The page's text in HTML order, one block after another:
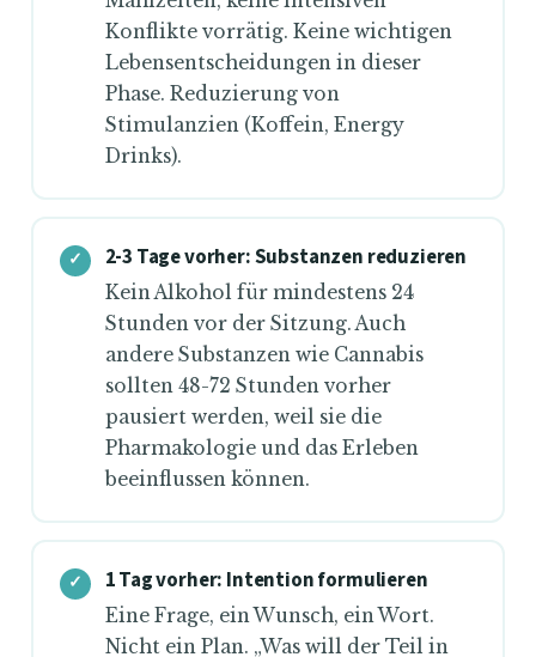
Konflikte vorrätig. Keine wichtigen
Lebensentscheidungen in dieser
Phase. Reduzierung von
Stimulanzien (Koffein, Energy
Drinks).
2-3 Tage vorher: Substanzen reduzieren
Kein Alkohol für mindestens 24
Stunden vor der Sitzung. Auch
andere Substanzen wie Cannabis
sollten 48-72 Stunden vorher
pausiert werden, weil sie die
Pharmakologie und das Erleben
beeinflussen können.
1 Tag vorher: Intention formulieren
Eine Frage, ein Wunsch, ein Wort.
Nicht ein Plan. „Was will der Teil in